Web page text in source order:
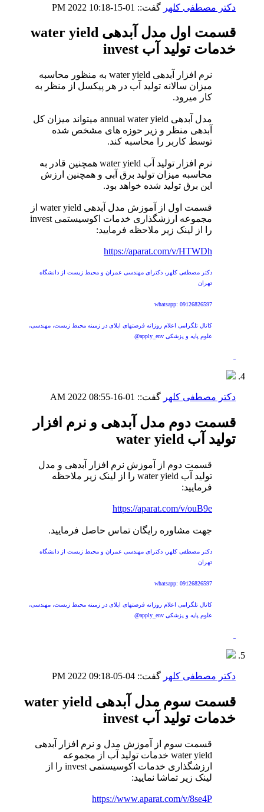
دکتر مصطفی کلهر گفت:: 01-15-2022
10:18 PM
قسمت اول مدل آبدهی water yield
خدمات تولید آب invest
نرم افزار آبدهی water yield به منظور محاسبه
میزان سالانه تولید آب در هر پیکسل از منظر به
کار میرود.
مدل آبدهی annual water yield میتواند میزان کل
آبدهی منظر و زیر حوزه های مشخص شده
توسط کاربر را محاسبه کند.
نرم افزار تولید آب water yield همچنین قادر به
محاسبه میزان تولید برق آبی و همچنین ارزش
این برق تولید شده خواهد بود.
قسمت اول از آموزش مدل آبدهی water yield از
مجموعه ارزشگذاری خدمات اکوسیستمی invest
را از لینک زیر ملاحظه فرمایید:
https://aparat.com/v/HTWDh
دکتر مصطفی کلهر، دکترای مهندسی عمران و محیط زیست از دانشگاه
تهران
whatsapp: 09126826597
کانال تلگرامی اعلام روزانه فرصتهای اپلای در زمینه محیط زیست، مهندسی،
علوم پایه و پزشکی apply_env@
دکتر مصطفی کلهر گفت:: 01-16-2022
08:55 AM
قسمت دوم مدل آبدهی و نرم افزار
تولید آب water yield
قسمت دوم از آموزش نرم افزار آبدهی و مدل
تولید آب water yield را از لینک زیر ملاحظه
فرمایید:
https://aparat.com/v/ouB9e
جهت مشاوره رایگان تماس حاصل فرمایید.
دکتر مصطفی کلهر، دکترای مهندسی عمران و محیط زیست از دانشگاه
تهران
whatsapp: 09126826597
کانال تلگرامی اعلام روزانه فرصتهای اپلای در زمینه محیط زیست، مهندسی،
علوم پایه و پزشکی apply_env@
دکتر مصطفی کلهر گفت:: 04-05-2022
09:18 PM
قسمت سوم مدل آبدهی water yield
خدمات تولید آب invest
قسمت سوم از آموزش مدل و نرم افزار آبدهی
water yield خدمات تولید آب از مجموعه
ارزشگذاری خدمات اکوسیستمی invest را از
لینک زیر تماشا نمایید:
https://www.aparat.com/v/8se4P